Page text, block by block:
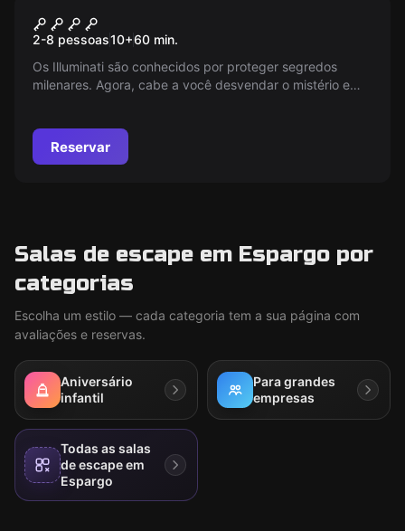
Segredo do Illuminati
2-8 pessoas10+60 min.
Os Illuminati são conhecidos por proteger segredos
milenares. Agora, cabe a você desvendar o mistério e
que revelarão o caminho para esta joia ancestral.
Preparado para o desafio?
Reservar
Salas de escape em Espargo por
categorias
Escolha um estilo — cada categoria tem a sua página com
avaliações e reservas.
Aniversário
infantil
Para grandes
empresas
Todas as salas
de escape em
Espargo